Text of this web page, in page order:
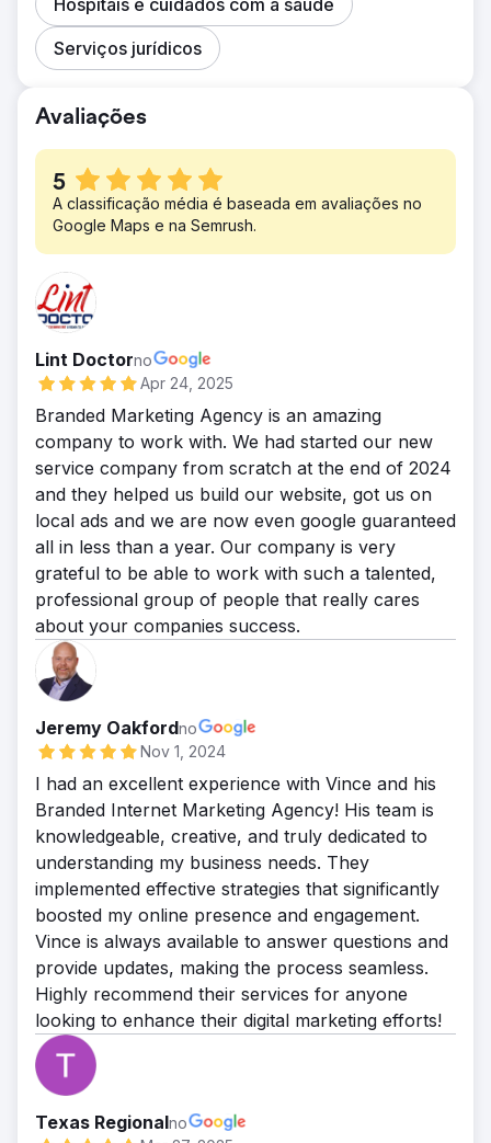
Hospitais e cuidados com a saúde
Serviços jurídicos
Avaliações
5
A classificação média é baseada em avaliações no
Google Maps e na Semrush.
Lint Doctorno
Apr 24, 2025
Branded Marketing Agency is an amazing
company to work with. We had started our new
service company from scratch at the end of 2024
and they helped us build our website, got us on
local ads and we are now even google guaranteed
all in less than a year. Our company is very
grateful to be able to work with such a talented,
professional group of people that really cares
about your companies success.
Jeremy Oakfordno
Nov 1, 2024
I had an excellent experience with Vince and his
Branded Internet Marketing Agency! His team is
knowledgeable, creative, and truly dedicated to
understanding my business needs. They
implemented effective strategies that significantly
boosted my online presence and engagement.
Vince is always available to answer questions and
provide updates, making the process seamless.
Highly recommend their services for anyone
looking to enhance their digital marketing efforts!
Texas Regionalno